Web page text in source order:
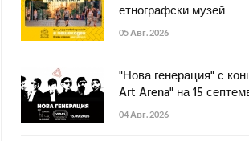
етнографски музей
05 Авг. 2026
"Нова генерация" с
Art Arena" на 15
04 Авг. 2026